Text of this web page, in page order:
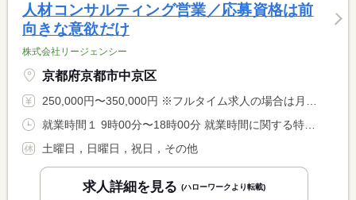
人材コンサルティング営業／応募資格は前
向きな意欲だけ
株式会社リージェンシー
京都府京都市中京区
250,000円〜350,000円 ※フルタイム求人の場合は月額（換算額）、パート求人の場合は時間額を表示しています。
土曜日，日曜日，祝日，その他
求人詳細を見る (ハローワークより転載)